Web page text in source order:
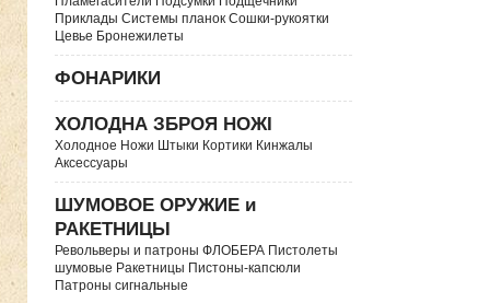
Приклады Системы планок Сошки-рукоятки
Цевье Бронежилеты
ФОНАРИКИ
ХОЛОДНА ЗБРОЯ НОЖІ
Холодное Ножи Штыки Кортики Кинжалы
Аксессуары
ШУМОВОЕ ОРУЖИЕ и
РАКЕТНИЦЫ
Револьверы и патроны ФЛОБЕРА Пистолеты
шумовые Ракетницы Пистоны-капсюли
Патроны сигнальные